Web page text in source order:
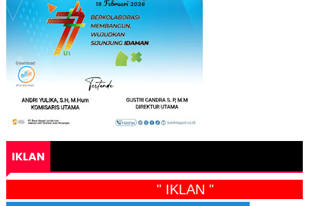
IKLAN
" IKLAN "